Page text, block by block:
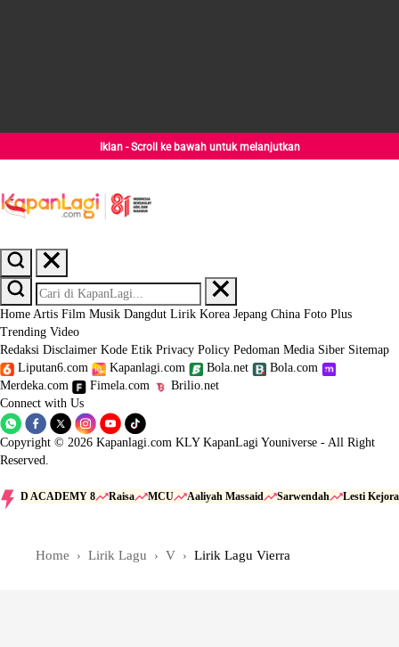
Iklan - Scroll ke bawah untuk melanjutkan
Home Artis Film Musik Dangdut Lirik Korea Jepang China Foto Plus
Trending Video
Redaksi Disclaimer Kode Etik Privacy Policy Pedoman Media Siber Sitemap
Liputan6.com
Kapanlagi.com Bola.net
Bola.com
Merdeka.com
Fimela.com
Brilio.net
Connect with Us
Copyright © 2026 Kapanlagi.com KLY KapanLagi Youniverse - All Right
Reserved.
D ACADEMY 8 Raisa MCU Aaliyah Massaid Sarwendah Lesti Kejora
Home Lirik Lagu V Lirik Lagu Vierra